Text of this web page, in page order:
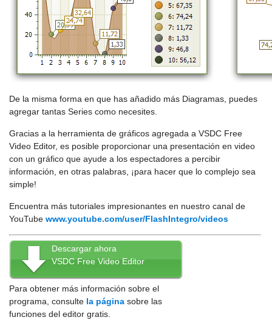
De la misma forma en que has añadido más Diagramas, puedes
agregar tantas Series como necesites.
Gracias a la herramienta de gráficos agregada a VSDC Free
Video Editor, es posible proporcionar una presentación en video
con un gráfico que ayude a los espectadores a percibir
información, en otras palabras, ¡para hacer que lo complejo sea
simple!
Encuentra más tutoriales impresionantes en nuestro canal de
YouTube www.youtube.com/user/FlashIntegro/videos
Descargar ahora
VSDC Free Video Editor
Para obtener más información sobre el
programa, consulte la página sobre las
funciones del editor gratis.